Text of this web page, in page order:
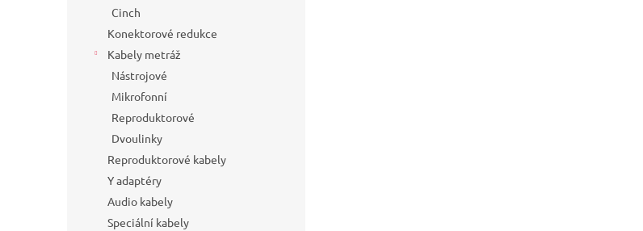
Cinch
Konektorové redukce
Kabely metráž
Nástrojové
Mikrofonní
Reproduktorové
Dvoulinky
Reproduktorové kabely
Y adaptéry
Audio kabely
Speciální kabely